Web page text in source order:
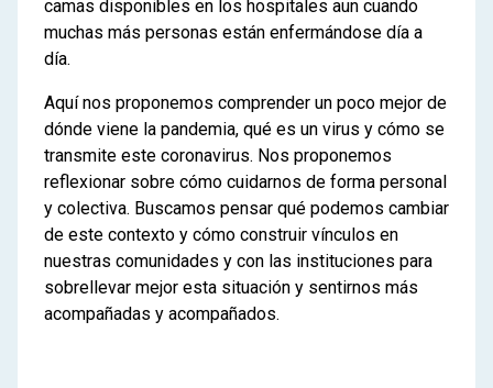
camas disponibles en los hospitales aun cuando
muchas más personas están enfermándose día a
día.
Aquí nos proponemos comprender un poco mejor de
dónde viene la pandemia, qué es un virus y cómo se
transmite este coronavirus. Nos proponemos
reflexionar sobre cómo cuidarnos de forma personal
y colectiva. Buscamos pensar qué podemos cambiar
de este contexto y cómo construir vínculos en
nuestras comunidades y con las instituciones para
sobrellevar mejor esta situación y sentirnos más
acompañadas y acompañados.